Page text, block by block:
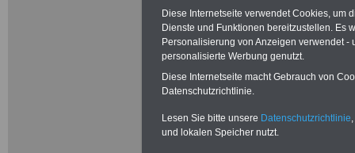
(Beschäftigte),
stehen, der
(TdL) oder
Diese Internetseite verwendet Cookies, um
Dienste und Funktionen bereitzustellen. Es
Personalisierung von Anzeigen verwendet
personalisierte Werbung genutzt.
Diese Internetseite macht Gebrauch von
Datenschutzrichtlinie.
Lesen Sie bitte unsere Datenschutzrichtlinie
und lokalen Speicher nutzt.